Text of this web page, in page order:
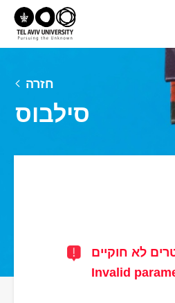
חזרה
סילבוס
לא חוקיים
Invalid